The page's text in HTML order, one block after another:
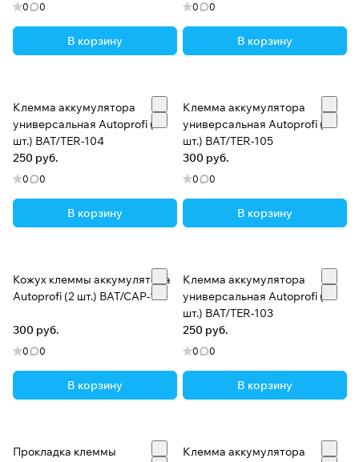
0 0
В корзину
0 0
В корзину
Клемма аккумулятора
универсальная Autoprofi (1
шт.) BAT/TER-104
250 руб.
0 0
В корзину
Клемма аккумулятора
универсальная Autoprofi (1
шт.) BAT/TER-105
300 руб.
0 0
В корзину
Кожух клеммы аккумулятора
Autoprofi (2 шт.) BAT/CAP-112
300 руб.
0 0
В корзину
Клемма аккумулятора
универсальная Autoprofi (1
шт.) BAT/TER-103
250 руб.
0 0
В корзину
Прокладка клеммы
Клемма аккумулятора